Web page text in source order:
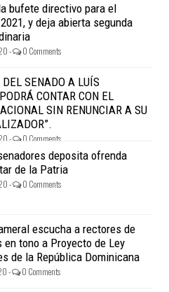
bufete directivo para el
y deja abierta segunda
- 0 Comments
SENADO A LUÍS
CONTAR CON EL
SIN RENUNCIAR A SU
- 0 Comments
deposita ofrenda
de la Patria
- 0 Comments
escucha a rectores de
en tono a Proyecto de Ley
de la República Dominicana
- 0 Comments